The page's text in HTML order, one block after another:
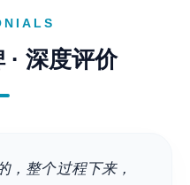
· 深度评价
，整个过程下来，